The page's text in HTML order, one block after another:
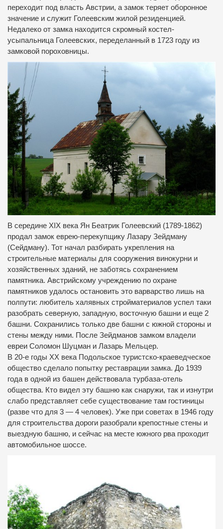
переходит под власть Австрии, а замок теряет оборонное
значение и служит Голеевским жилой резиденцией.
Недалеко от замка находится скромный костел-
усыпальница Голеевских, переделанный в 1723 году из
замковой пороховницы.
В середине XIX века Ян Беатрик Голеевский (1789-1862)
продал замок еврею-перекупщику Лазару Зейдману
(Сейдману). Тот начал разбирать укрепления на
строительные материалы для сооружения винокурни и
хозяйственных зданий, не заботясь сохранением
памятника. Австрийскому учреждению по охране
памятников удалось остановить это варварство лишь на
полпути: любитель халявных стройматериалов успел таки
разобрать северную, западную, восточную башни и еще 2
башни. Сохранились только две башни с южной стороны и
стены между ними. После Зейдманов замком владели
евреи Соломон Шуцман и Лазарь Мельцер.
В 20-е годы ХХ века Подольское туристско-краеведческое
общество сделало попытку реставрации замка. До 1939
года в одной из башен действовала турбаза-отель
общества. Кто видел эту башню как снаружи, так и изнутри
слабо представляет себе существование там гостиницы
(разве что для 3 — 4 человек). Уже при советах в 1946 году
для строительства дороги разобрали крепостные стены и
выездную башню, и сейчас на месте южного рва проходит
автомобильное шоссе.